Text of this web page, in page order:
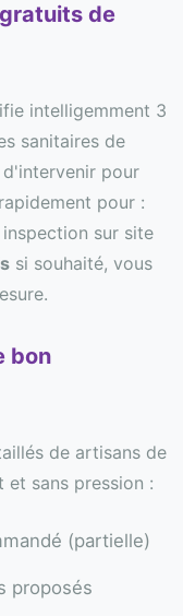
de
intelligemment 3
sanitaires de
pour
pour :
sur site
si souhaité, vous
bon
de artisans de
et sans pression :
(partielle)
proposés